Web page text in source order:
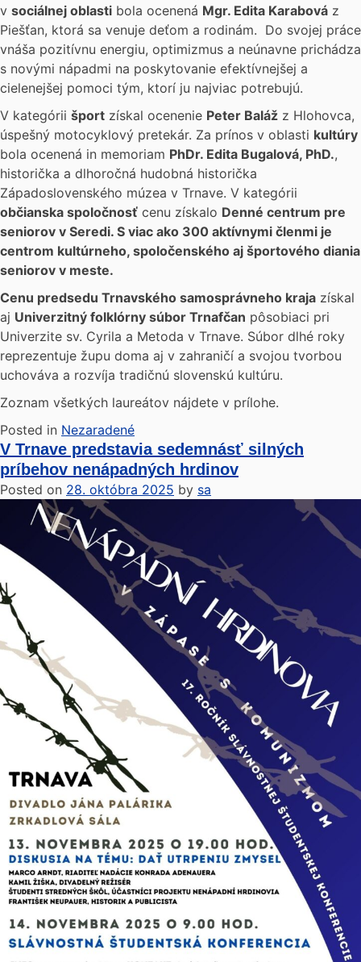
v sociálnej oblasti bola ocenená Mgr. Edita Karabová z
Piešťan, ktorá sa venuje deťom a rodinám. Do svojej práce
vnáša pozitívnu energiu, optimizmus a neúnavne prichádza
s novými nápadmi na poskytovanie efektívnejšej a
cielenejšej pomoci tým, ktorí ju najviac potrebujú.
V kategórii šport získal ocenenie Peter Baláž z Hlohovca,
úspešný motocyklový pretekár. Za prínos v oblasti kultúry
bola ocenená in memoriam PhDr. Edita Bugalová, PhD.,
historička a dlhoročná hudobná historička
Západoslovenského múzea v Trnave. V kategórii
občianska spoločnosť cenu získalo Denné centrum pre
seniorov v Seredi. S viac ako 300 aktívnymi členmi je
centrom kultúrneho, spoločenského aj športového diania
seniorov v meste.
Cenu predsedu Trnavského samosprávneho kraja získal
aj Univerzitný folklórny súbor Trnafčan pôsobiaci pri
Univerzite sv. Cyrila a Metoda v Trnave. Súbor dlhé roky
reprezentuje župu doma aj v zahraničí a svojou tvorbou
uchováva a rozvíja tradičnú slovenskú kultúru.
Zoznam všetkých laureátov nájdete v prílohe.
Posted in Nezaradené
V Trnave predstavia sedemnásť silných
príbehov nenápadných hrdinov
Posted on 28. októbra 2025 by sa